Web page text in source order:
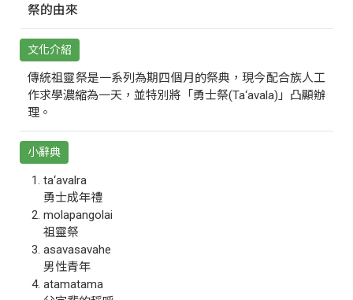
祭的由來
文化介紹
傳統祖靈祭是一系列為期四個月的祭典，現今配合族人工
作求學濃縮為一天，並特別將「勇士祭(Ta‘avala)」凸顯辦
理。
小辭典
ta‘avalra
勇士成年禮
molapangolai
祖靈祭
asavasavahe
男性青年
atamatama